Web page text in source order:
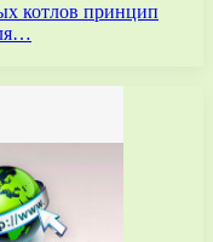
котлов принцип